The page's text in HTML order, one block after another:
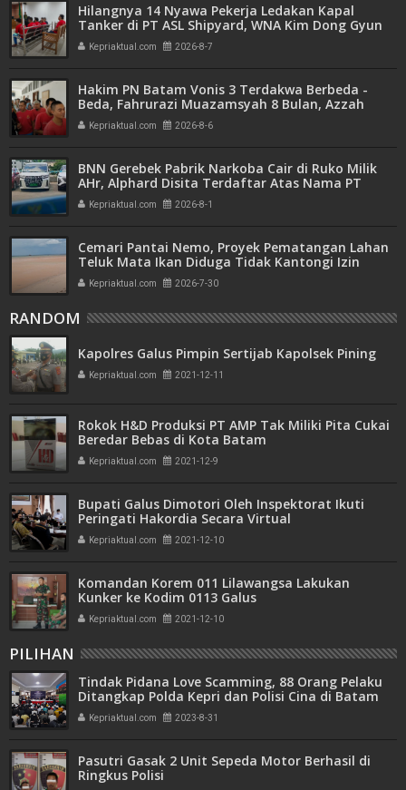
Hilangnya 14 Nyawa Pekerja Ledakan Kapal
Tanker di PT ASL Shipyard, WNA Kim Dong Gyun
Hanya Dituntut 1 Tahun 6 Bulan
Kepriaktual.com 2026-8-7
Hakim PN Batam Vonis 3 Terdakwa Berbeda -
Beda, Fahrurazi Muazamsyah 8 Bulan, Azzah
Azzurah dan Risma Divonis 2 Tahun 6 Bulan
Kepriaktual.com 2026-8-6
BNN Gerebek Pabrik Narkoba Cair di Ruko Milik
AHr, Alphard Disita Terdaftar Atas Nama PT
Mitra Usaha Properti
Kepriaktual.com 2026-8-1
Cemari Pantai Nemo, Proyek Pematangan Lahan
Teluk Mata Ikan Diduga Tidak Kantongi Izin
Amdal
Kepriaktual.com 2026-7-30
RANDOM
Kapolres Galus Pimpin Sertijab Kapolsek Pining
Kepriaktual.com 2021-12-11
Rokok H&D Produksi PT AMP Tak Miliki Pita Cukai
Beredar Bebas di Kota Batam
Kepriaktual.com 2021-12-9
Bupati Galus Dimotori Oleh Inspektorat Ikuti
Peringati Hakordia Secara Virtual
Kepriaktual.com 2021-12-10
Komandan Korem 011 Lilawangsa Lakukan
Kunker ke Kodim 0113 Galus
Kepriaktual.com 2021-12-10
PILIHAN
Tindak Pidana Love Scamming, 88 Orang Pelaku
Ditangkap Polda Kepri dan Polisi Cina di Batam
Kepriaktual.com 2023-8-31
Pasutri Gasak 2 Unit Sepeda Motor Berhasil di
Ringkus Polisi